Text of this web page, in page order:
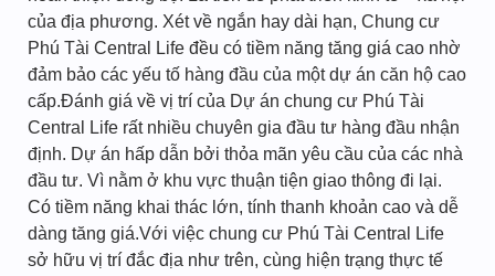
của địa phương. Xét về ngắn hay dài hạn, Chung cư
Phú Tài Central Life đều có tiềm năng tăng giá cao nhờ
đảm bảo các yếu tố hàng đầu của một dự án căn hộ cao
cấp.Đánh giá về vị trí của Dự án chung cư Phú Tài
Central Life rất nhiều chuyên gia đầu tư hàng đầu nhận
định. Dự án hấp dẫn bởi thỏa mãn yêu cầu của các nhà
đầu tư. Vì nằm ở khu vực thuận tiện giao thông đi lại.
Có tiềm năng khai thác lớn, tính thanh khoản cao và dễ
dàng tăng giá.Với việc chung cư Phú Tài Central Life
sở hữu vị trí đắc địa như trên, cùng hiện trạng thực tế